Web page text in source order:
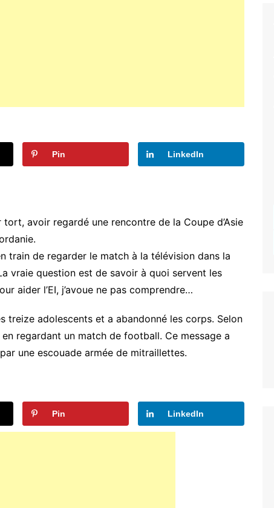
Pin LinkedIn
avoir regardé une rencontre de la Coupe d’Asie
train de regarder le match à la télévision dans la
vraie question est de savoir à quoi servent les
aider l’EI, j’avoue ne pas comprendre…
treize adolescents et a abandonné les corps. Selon
regardant un match de football. Ce message a
une escouade armée de mitraillettes.
Pin LinkedIn